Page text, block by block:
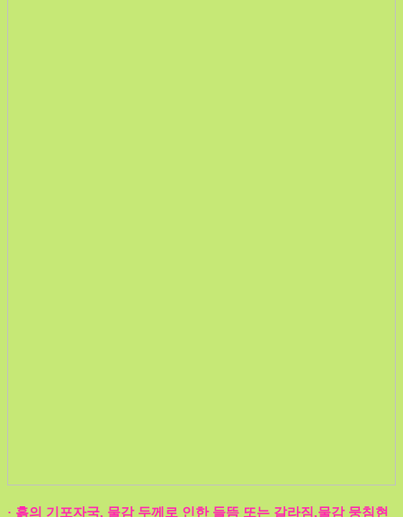
· 흙의 기포자국, 물감 두께로 인한 들뜸 또는 갈라짐,물감 뭉침현